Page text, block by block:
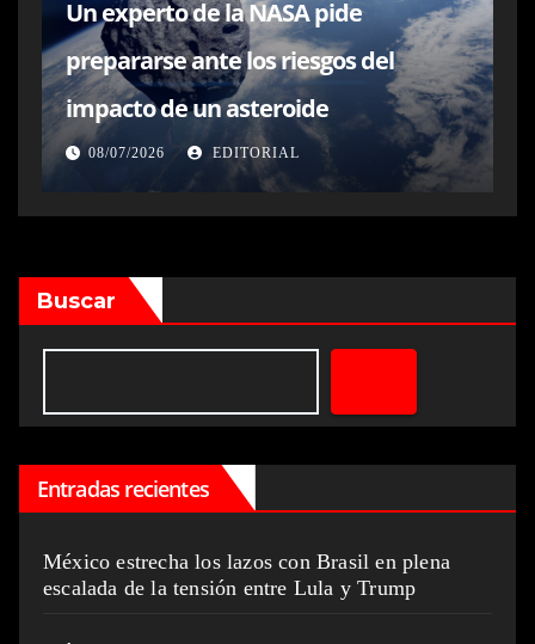
Un experto de la NASA pide
prepararse ante los riesgos del
impacto de un asteroide
08/07/2026 EDITORIAL
Buscar
Entradas recientes
México estrecha los lazos con Brasil en plena
escalada de la tensión entre Lula y Trump